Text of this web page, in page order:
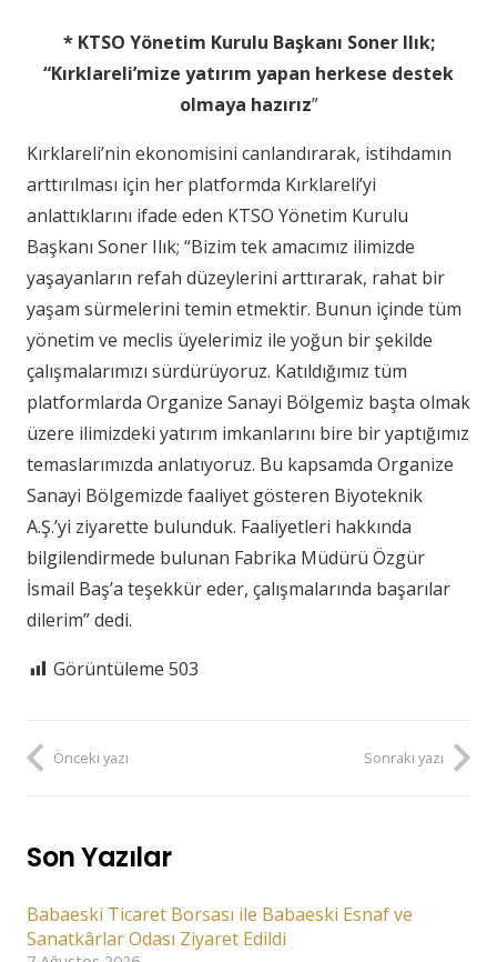
* KTSO Yönetim Kurulu Başkanı Soner Ilık;
“Kırklareli’mize yatırım yapan herkese destek
olmaya hazırız”
Kırklareli’nin ekonomisini canlandırarak, istihdamın
arttırılması için her platformda Kırklareli’yi
anlattıklarını ifade eden KTSO Yönetim Kurulu
Başkanı Soner Ilık; “Bizim tek amacımız ilimizde
yaşayanların refah düzeylerini arttırarak, rahat bir
yaşam sürmelerini temin etmektir. Bunun içinde tüm
yönetim ve meclis üyelerimiz ile yoğun bir şekilde
çalışmalarımızı sürdürüyoruz. Katıldığımız tüm
platformlarda Organize Sanayi Bölgemiz başta olmak
üzere ilimizdeki yatırım imkanlarını bire bir yaptığımız
temaslarımızda anlatıyoruz. Bu kapsamda Organize
Sanayi Bölgemizde faaliyet gösteren Biyoteknik
A.Ş.’yi ziyarette bulunduk. Faaliyetleri hakkında
bilgilendirmede bulunan Fabrika Müdürü Özgür
İsmail Baş’a teşekkür eder, çalışmalarında başarılar
dilerim” dedi.
Görüntüleme 503
Önceki yazı Sonraki yazı
Son Yazılar
Babaeski Ticaret Borsası ile Babaeski Esnaf ve
Sanatkârlar Odası Ziyaret Edildi